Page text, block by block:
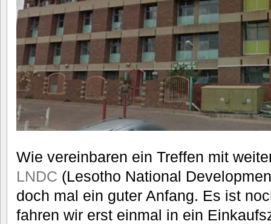
Wie vereinbaren ein Treffen mit
LNDC (Lesotho National
doch mal ein guter Anfang. Es ist
fahren wir erst einmal in ein